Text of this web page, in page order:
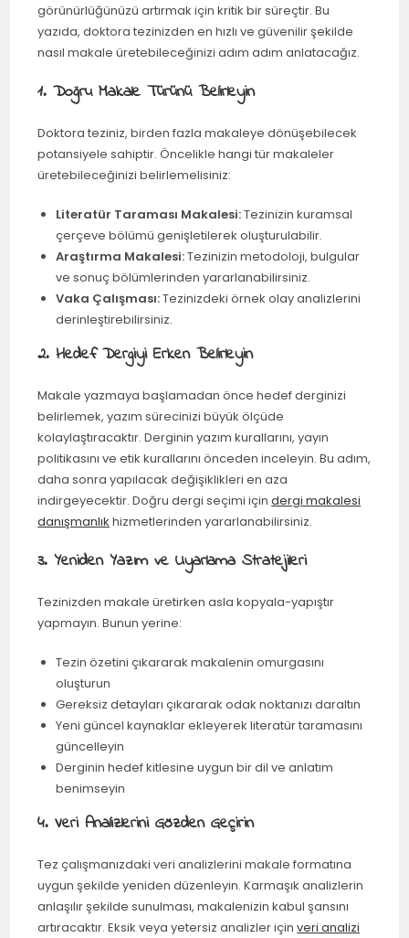
görünürlüğünüzü artırmak için kritik bir süreçtir. Bu
yazıda, doktora tezinizden en hızlı ve güvenilir şekilde
nasıl makale üretebileceğinizi adım adım anlatacağız.
1. Doğru Makale Türünü Belirleyin
Doktora teziniz, birden fazla makaleye dönüşebilecek
potansiyele sahiptir. Öncelikle hangi tür makaleler
üretebileceğinizi belirlemelisiniz:
Literatür Taraması Makalesi:Tezinizin kuramsal
çerçeve bölümü genişletilerek oluşturulabilir.
Araştırma Makalesi:Tezinizin metodoloji, bulgular
ve sonuç bölümlerinden yararlanabilirsiniz.
Vaka Çalışması:Tezinizdeki örnek olay analizlerini
derinleştirebilirsiniz.
2. Hedef Dergiyi Erken Belirleyin
Makale yazmaya başlamadan önce hedef derginizi
belirlemek, yazım sürecinizi büyük ölçüde
kolaylaştıracaktır. Derginin yazım kurallarını, yayın
politikasını ve etik kurallarını önceden inceleyin. Bu adım,
daha sonra yapılacak değişiklikleri en aza
indirgeyecektir. Doğru dergi seçimi içindergi makalesi
danışmanlık hizmetlerinden yararlanabilirsiniz.
3. Yeniden Yazım ve Uyarlama Stratejileri
Tezinizden makale üretirken asla kopyala-yapıştır
yapmayın. Bunun yerine:
Tezin özetini çıkararak makalenin omurgasını
oluşturun
Gereksiz detayları çıkararak odak noktanızı daraltın
Yeni güncel kaynaklar ekleyerek literatür taramasını
güncelleyin
Derginin hedef kitlesine uygun bir dil ve anlatım
benimseyin
4. Veri Analizlerini Gözden Geçirin
Tez çalışmanızdaki veri analizlerini makale formatına
uygun şekilde yeniden düzenleyin. Karmaşık analizlerin
anlaşılır şekilde sunulması, makalenizin kabul şansını
artıracaktır. Eksik veya yetersiz analizler içinveri analizi